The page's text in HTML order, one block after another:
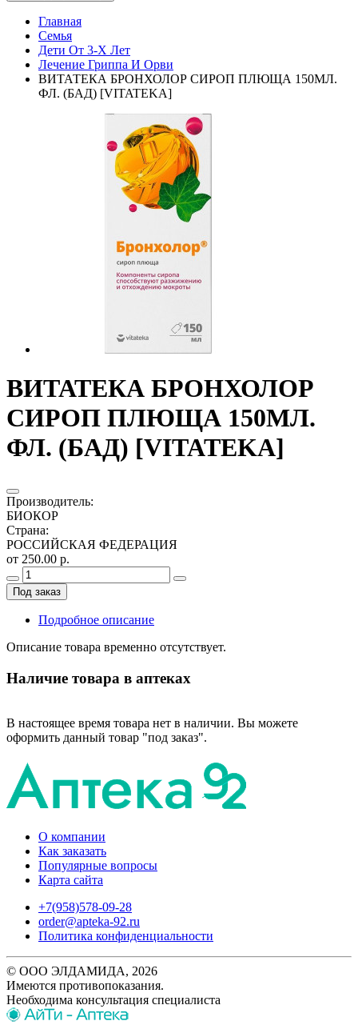
Главная
Семья
Дети От 3-Х Лет
Лечение Гриппа И Орви
ВИТАТЕКА БРОНХОЛОР СИРОП ПЛЮЩА 150МЛ.
ФЛ. (БАД) [VITATEKA]
ВИТАТЕКА БРОНХОЛОР
СИРОП ПЛЮЩА 150МЛ.
ФЛ. (БАД) [VITATEKA]
Производитель:
БИОКОР
Страна:
РОССИЙСКАЯ ФЕДЕРАЦИЯ
от 250.00 р.
Под заказ
Подробное описание
Описание товара временно отсутствует.
Наличие товара в аптеках
В настоящее время товара нет в наличии. Вы можете
оформить данный товар "под заказ".
О компании
Как заказать
Популярные вопросы
Карта сайта
+7(958)578-09-28
order@apteka-92.ru
Политика конфиденциальности
© ООО ЭЛДАМИДА, 2026
Имеются противопоказания.
Необходима консультация специалиста